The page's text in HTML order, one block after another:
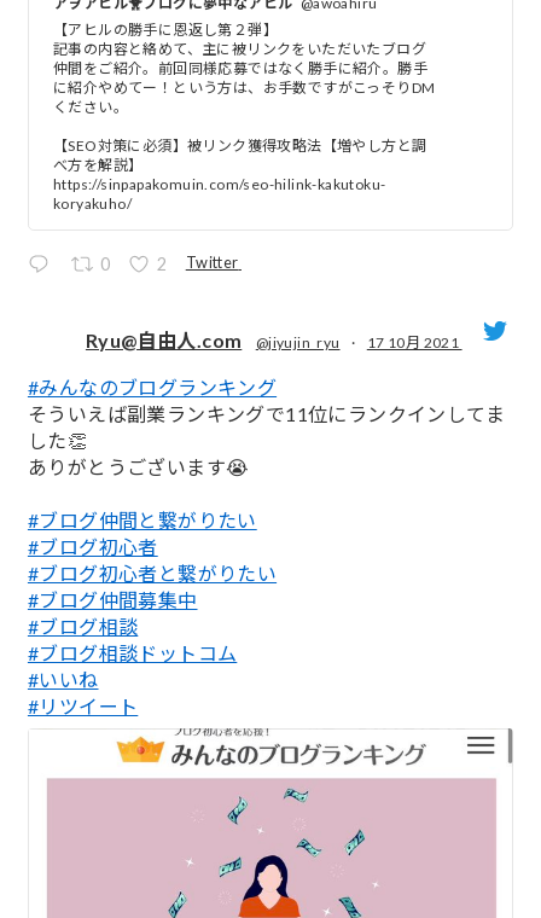
【アヒルの勝手に恩返し第２弾】
記事の内容と絡めて、主に被リンクをいただいたブログ
仲間をご紹介。前回同様応募ではなく勝手に紹介。勝手
に紹介やめてー！という方は、お手数ですがこっそりDM
ください。
【SEO対策に必須】被リンク獲得攻略法【増やし方と調
べ方を解説】
https://sinpapakomuin.com/seo-hilink-kakutoku-
koryakuho/
0 2 Twitter
;
Ryu@自由人.com @jiyujin_ryu · 17 10月 2021
#みんなのブログランキング
そういえば副業ランキングで11位にランクインしてま
した👏
ありがとうございます😭
#ブログ仲間と繋がりたい
#ブログ初心者
#ブログ初心者と繋がりたい
#ブログ仲間募集中
#ブログ相談
#ブログ相談ドットコム
#いいね
#リツイート